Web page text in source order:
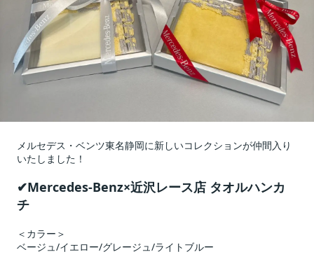
メルセデス・ベンツ東名静岡に新しいコレクションが仲間入り
いたしました！
✔Mercedes-Benz×近沢レース店 タオルハンカ
チ
＜カラー＞
ベージュ/イエロー/グレージュ/ライトブルー